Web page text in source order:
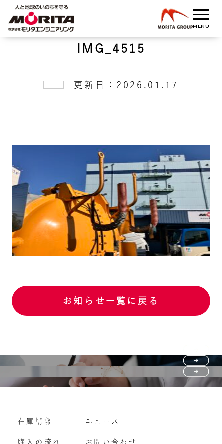
IMG_4515
更新日：2026.01.17
お知らせ一覧に戻る
購入の流れ
よくいただくご質問
Vehicle purchase
車両買い取り
在庫情報
購入の流れ
ニュース
お問い合わせ